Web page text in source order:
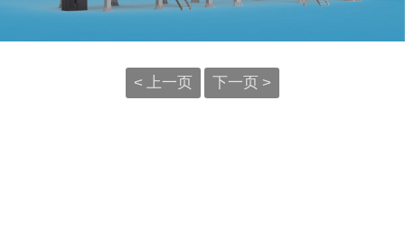
上一页 下一页